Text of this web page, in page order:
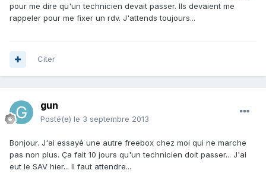
pour me dire qu'un technicien devait passer. Ils devaient me
rappeler pour me fixer un rdv. J'attends toujours...
Citer
gun
Posté(e) le 3 septembre 2013
Bonjour. J'ai essayé une autre freebox chez moi qui ne marche
pas non plus. Ça fait 10 jours qu'un technicien doit passer... J'ai
eut le SAV hier... Il faut attendre...